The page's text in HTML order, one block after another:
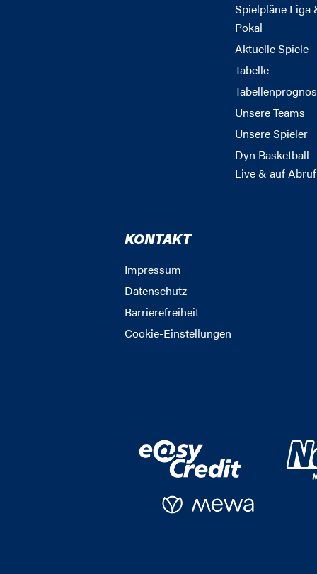
Spielpläne Liga
Pokal
Aktuelle Spiele
Tabelle
Unsere Teams
Unsere Spieler
Dyn Basketball -
Live & auf Abruf
KONTAKT
Impressum
Datenschutz
Barrierefreiheit
Cookie-Einstellungen